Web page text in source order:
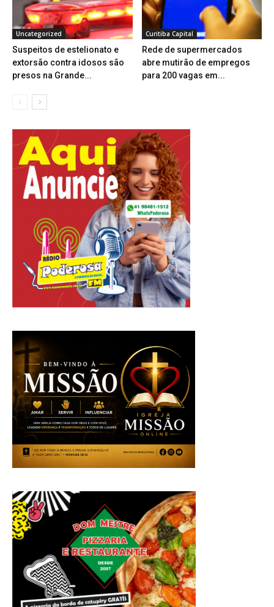
Uncategorized
Suspeitos de estelionato e
extorsão contra idosos são
presos na Grande...
Curitiba Capital
Rede de supermercados
abre mutirão de empregos
para 200 vagas em...